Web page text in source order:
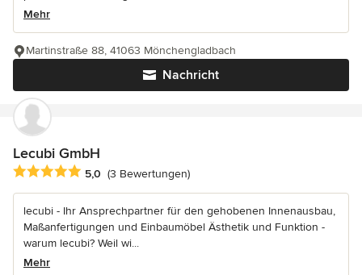
Mehr
Nachricht
Martinstraße 88, 41063 Mönchengladbach
Lecubi GmbH
Durchschnittliche Bewertung: 5 von 5 Sternen
5,0 (3 Bewertungen)
lecubi - Ihr Ansprechpartner für den gehobenen Innenausbau,
Maßanfertigungen und Einbaumöbel Ästhetik und Funktion -
warum lecubi? Weil wi...
Mehr